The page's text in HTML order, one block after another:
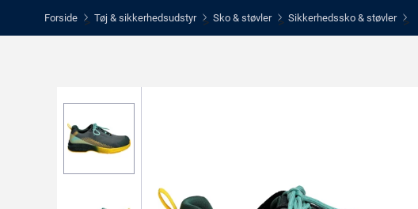
Forside > Tøj & sikkerhedsudstyr > Sko & støvler > Sikkerhedssko & støvler >